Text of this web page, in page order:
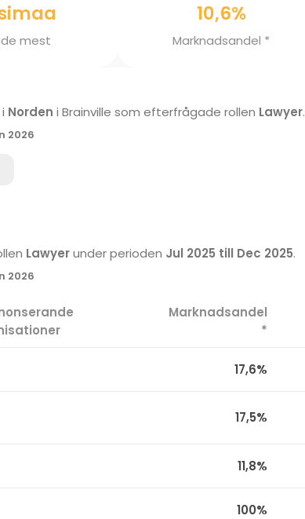
mest
10,6%
Marknadsandel *
i Norden i Brainville som efterfrågade rollen Lawyer.
2026
Lawyerunder perioden Jul 2025 till Dec 2025.
2026
Marknadsandel
*
17,6%
17,5%
11,8%
100%